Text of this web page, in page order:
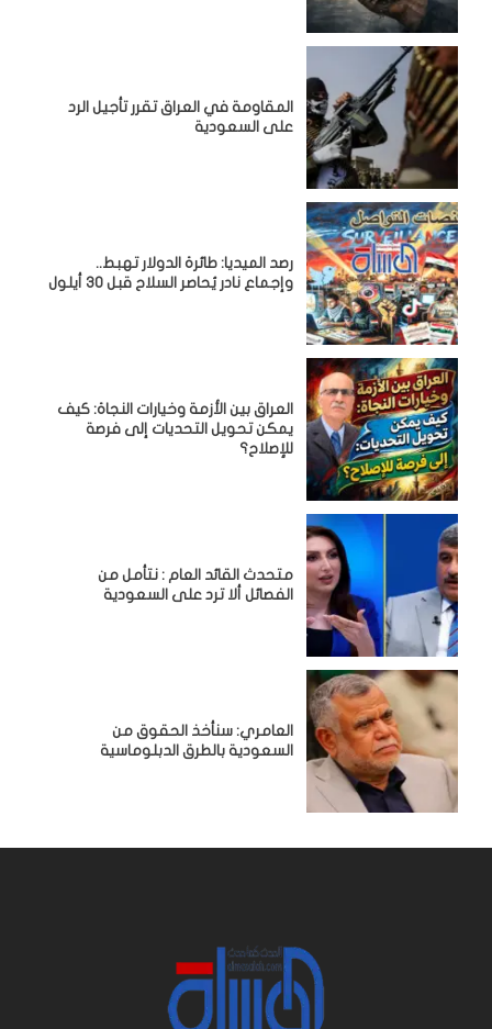
المقاومة في العراق تقرر تأجيل الرد
على السعودية
رصد الميديا: طائرة الدولار تهبط..
وإجماع نادر يُحاصر السلاح قبل 30 أيلول
العراق بين الأزمة وخيارات النجاة: كيف
يمكن تحويل التحديات إلى فرصة
للإصلاح؟
متحدث القائد العام : نتأمل من
الفصائل ألا ترد على السعودية
العامري: سنأخذ الحقوق من
السعودية بالطرق الدبلوماسية